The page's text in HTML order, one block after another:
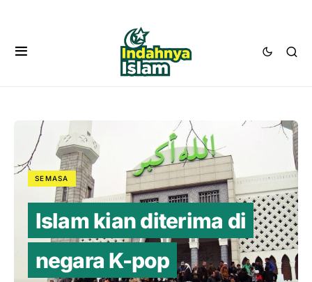
SEMASA
Islam kian diterima di
negara K-pop